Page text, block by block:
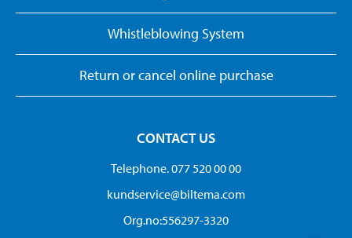
Whistleblowing System
Return or cancel online purchase
CONTACT US
Telephone. 077 520 00 00
kundservice@biltema.com
Org.no:556297-3320